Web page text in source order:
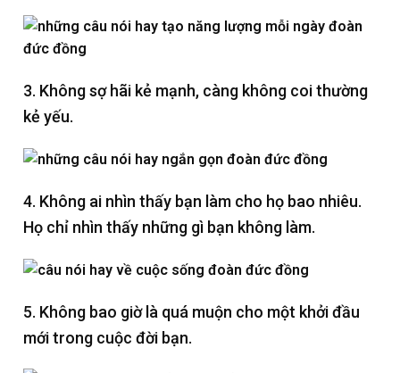
3. Không sợ hãi kẻ mạnh, càng không coi thường
kẻ yếu.
4. Không ai nhìn thấy bạn làm cho họ bao nhiêu.
Họ chỉ nhìn thấy những gì bạn không làm.
5. Không bao giờ là quá muộn cho một khởi đầu
mới trong cuộc đời bạn.